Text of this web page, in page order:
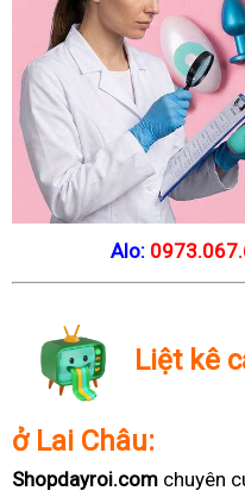
Alo:
Liệt kê
ở Lai Châu:
Shopdayroi.com chuyên